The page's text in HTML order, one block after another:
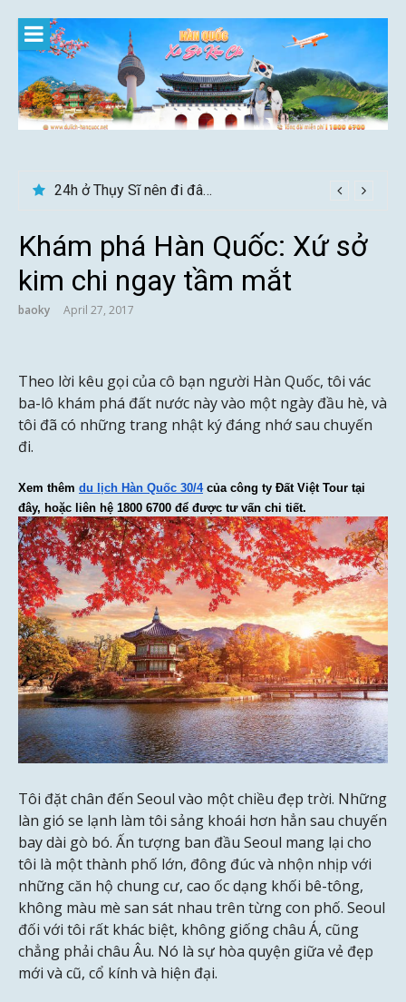
content
24h ở Thụy Sĩ nên đi đâu, chơi gì?
Khám phá Hàn Quốc: Xứ sở
kim chi ngay tầm mắt
baoky April 27, 2017
Theo lời kêu gọi của cô bạn người Hàn Quốc, tôi vác
ba-lô khám phá đất nước này vào một ngày đầu hè, và
tôi đã có những trang nhật ký đáng nhớ sau chuyến
đi.
Xem thêm du lịch Hàn Quốc 30/4 của công ty Đất Việt Tour tại
đây, hoặc liên hệ 1800 6700 để được tư vấn chi tiết.
Tôi đặt chân đến Seoul vào một chiều đẹp trời. Những
làn gió se lạnh làm tôi sảng khoái hơn hẳn sau chuyến
bay dài gò bó. Ấn tượng ban đầu Seoul mang lại cho
tôi là một thành phố lớn, đông đúc và nhộn nhịp với
những căn hộ chung cư, cao ốc dạng khối bê-tông,
không màu mè san sát nhau trên từng con phố. Seoul
đối với tôi rất khác biệt, không giống châu Á, cũng
chẳng phải châu Âu. Nó là sự hòa quyện giữa vẻ đẹp
mới và cũ, cổ kính và hiện đại.